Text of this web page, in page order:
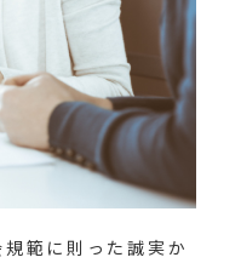
範に則った誠実か